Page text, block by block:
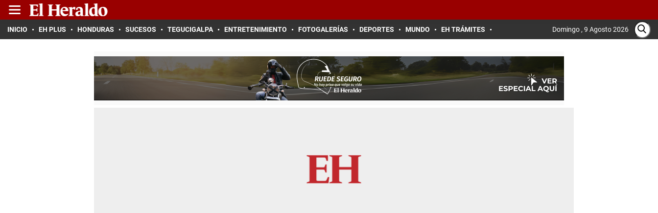
INICIO EH PLUS HONDURAS SUCESOS TEGUCIGALPA ENTRETENIMIENTO FOTOGALERÍAS DEPORTES MUNDO EH TRÁMITES Domingo , 9 Agosto 2026